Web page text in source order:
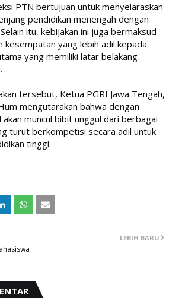
PTN bertujuan untuk menyelaraskan
pendidikan menengah dengan
itu, kebijakan ini juga bermaksud
kesempatan yang lebih adil kepada
yang memiliki latar belakang
tersebut, Ketua PGRI Jawa Tengah,
mengutarakan bahwa dengan
muncul bibit unggul dari berbagai
turut berkompetisi secara adil untuk
tinggi.
LEBIH BARU